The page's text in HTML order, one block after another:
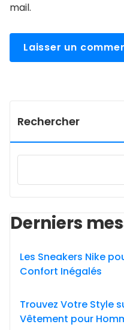
mail.
Rechercher
Derniers
Les Sneakers Nike
Confort Inégalés
Trouvez Votre Style
Vêtement pour